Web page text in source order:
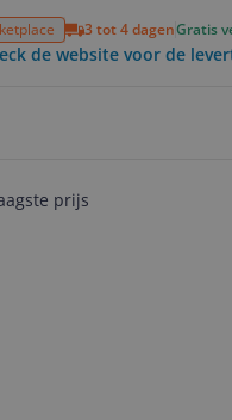
3 tot 4 dagenGratis
de website voor de
prijs